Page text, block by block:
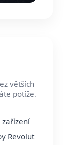
větších
potíže,
Revolut